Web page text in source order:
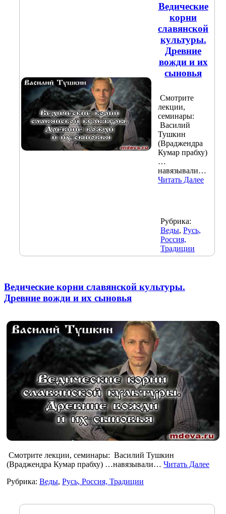
Ведические
корни
славянской
культуры.
Древние
вожди и их
сыновья
Смотрите
лекции,
семинары:
Василий
Тушкин
(Враджендра
Кумар прабху)
…
навязывали…
Читать Далее
Рубрика:
Веды, Русь,
Россия,
Традиции
Ведические корни славянской культуры.
Древние вожди и их сыновья
Смотрите лекции, семинары: Василий Тушкин
(Враджендра Кумар прабху) …навязывали… Читать Далее
Рубрика: Веды, Русь, Россия, Традиции